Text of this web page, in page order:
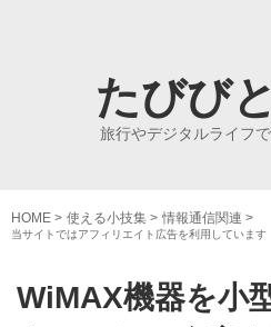
たびび
旅行やデジタルライフ
HOME > 使える小技集 > 情報通信関連 >
当サイトではアフィリエイト広告を利用しています
WiMAX機器を小